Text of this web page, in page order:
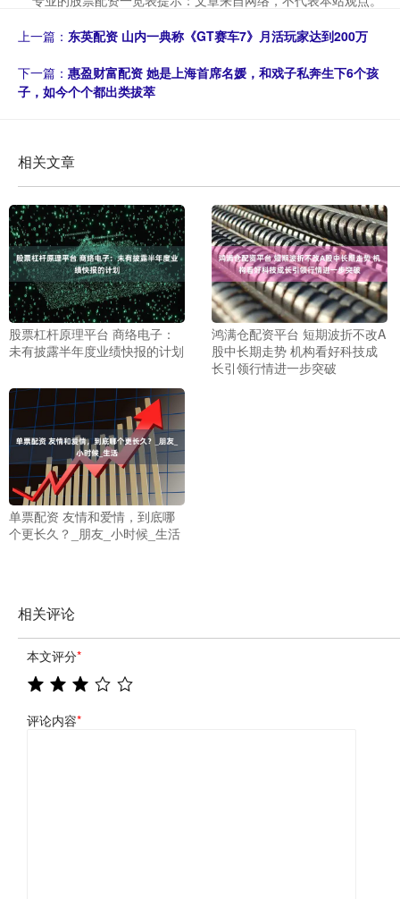
上一篇： 东英配资 山内一典称《GT赛车7》月活玩家达到200万
下一篇： 惠盈财富配资 她是上海首席名媛，和戏子私奔生下6个孩
子，如今个个都出类拔萃
相关文章
股票杠杆原理平台 商络电子：
未有披露半年度业绩快报的计划
鸿满仓配资平台 短期波折不改A
股中长期走势 机构看好科技成
长引领行情进一步突破
单票配资 友情和爱情，到底哪
个更长久？_朋友_小时候_生活
相关评论
本文评分*
评论内容*